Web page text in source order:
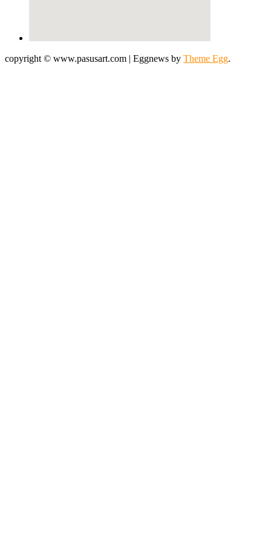
copyright © www.pasusart.com | Eggnews by Theme Egg.